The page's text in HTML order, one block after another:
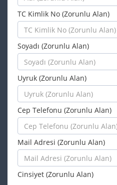
TC Kimlik No (Zorunlu Alan)
Soyadı (Zorunlu Alan)
Uyruk (Zorunlu Alan)
Cep Telefonu (Zorunlu Alan)
Mail Adresi (Zorunlu Alan)
Cinsiyet (Zorunlu Alan)